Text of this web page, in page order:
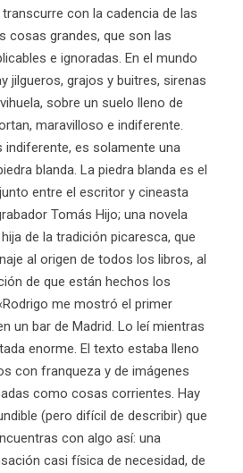
con la cadencia de las
cosas grandes, que son las
e ignoradas. En el mundo
jilgueros, grajos y buitres, sirenas
sobre un suelo lleno de
maravilloso e indiferente.
indiferente, es solamente una
blanda. La piedra blanda es el
entre el escritor y cineasta
Tomás Hijo; una novela
de la tradición picaresca, que
al origen de todos los libros, al
de que están hechos los
me mostró el primer
un bar de Madrid. Lo leí mientras
enorme. El texto estaba lleno
con franqueza y de imágenes
como cosas corrientes. Hay
(pero difícil de describir) que
con algo así: una
casi física de necesidad, de